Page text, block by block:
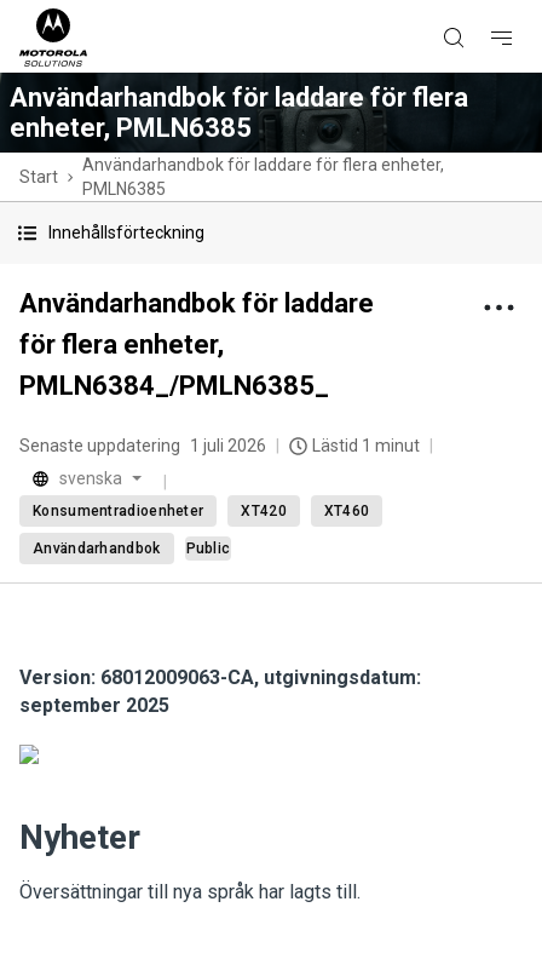
Användarhandbok för laddare för flera
enheter, PMLN6385
Start
Användarhandbok för laddare för flera enheter,
PMLN6385
Innehållsförteckning
Användarhandbok för laddare
för flera enheter,
PMLN6384_/PMLN6385_
Senaste uppdatering 1 juli 2026
Lästid 1 minut
svenska
Konsumentradioenheter XT420 XT460
Användarhandbok Public
Version: 68012009063-CA, utgivningsdatum:
september 2025
Nyheter
Översättningar till nya språk har lagts till.